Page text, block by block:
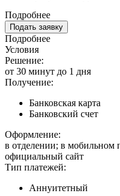
Подробнее
Подать заявку
Подробнее
Условия
Решение:
от 30 минут до 1 дня
Получение:
Банковская карта
Банковский счет
Оформление:
в отделении; в мобильном
официальный сайт
Тип платежей:
Аннуитетный